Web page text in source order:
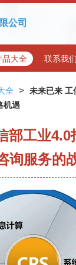
公司
品大全 联系我们
全 > 未来已来 工
机遇
部工业4.0
询服务的